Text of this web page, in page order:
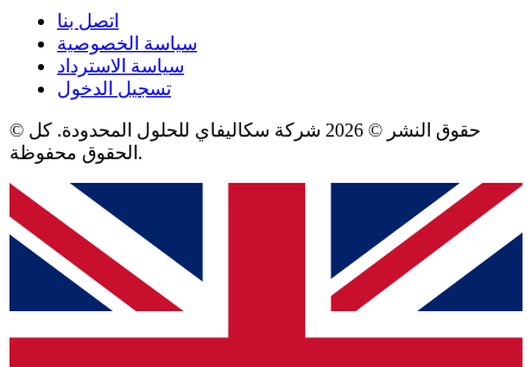
اتصل بنا
سياسة الخصوصية
سياسة الاسترداد
تسجيل الدخول
© حقوق النشر © 2026 شركة سكاليفاي للحلول المحدودة. كل
الحقوق محفوظة.